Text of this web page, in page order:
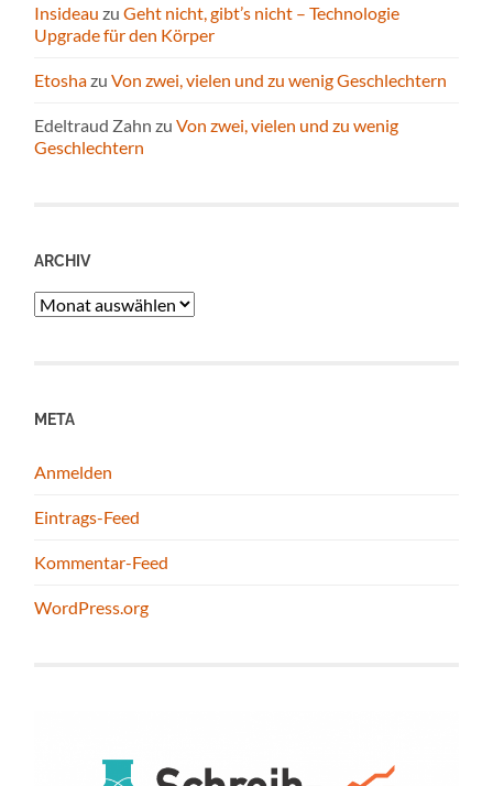
Insideau zuGeht nicht, gibt’s nicht – Technologie
Upgrade für den Körper
EtoshazuVon zwei, vielen und zu wenig Geschlechtern
Edeltraud Zahn zuVon zwei, vielen und zu wenig
Geschlechtern
ARCHIV
Archiv
META
Anmelden
Eintrags-Feed
Kommentar-Feed
WordPress.org